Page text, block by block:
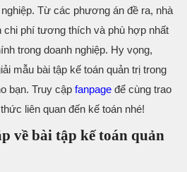
Từ các phương án đề ra, nhà
phí tương thích và phù hợp nhất
trong doanh nghiệp. Hy vọng,
mẫu bài tập kế toán quản trị trong
bạn. Truy cập fanpage để cùng trao
liên quan đến kế toán nhé!
về bài tập kế toán quản